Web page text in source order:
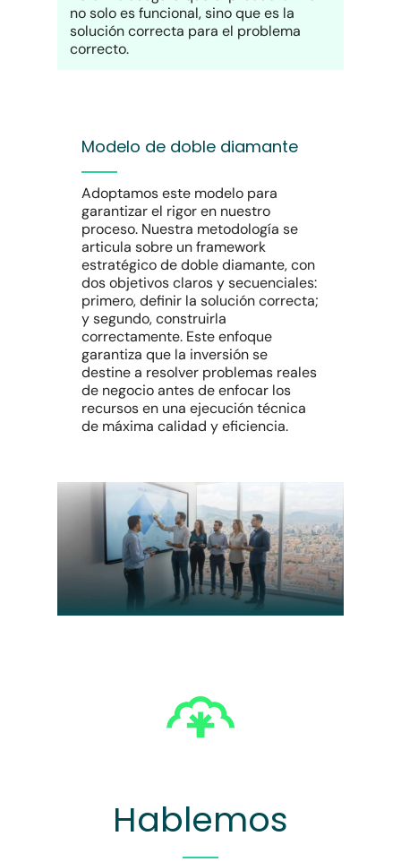
no solo es funcional, sino que es la
solución correcta para el problema
correcto.
Modelo de doble diamante
Adoptamos este modelo para
garantizar el rigor en nuestro
proceso. Nuestra metodología se
articula sobre un framework
estratégico de doble diamante, con
dos objetivos claros y secuenciales:
primero, definir la solución correcta;
y segundo, construirla
correctamente. Este enfoque
garantiza que la inversión se
destine a resolver problemas reales
de negocio antes de enfocar los
recursos en una ejecución técnica
de máxima calidad y eficiencia.
Hablemos